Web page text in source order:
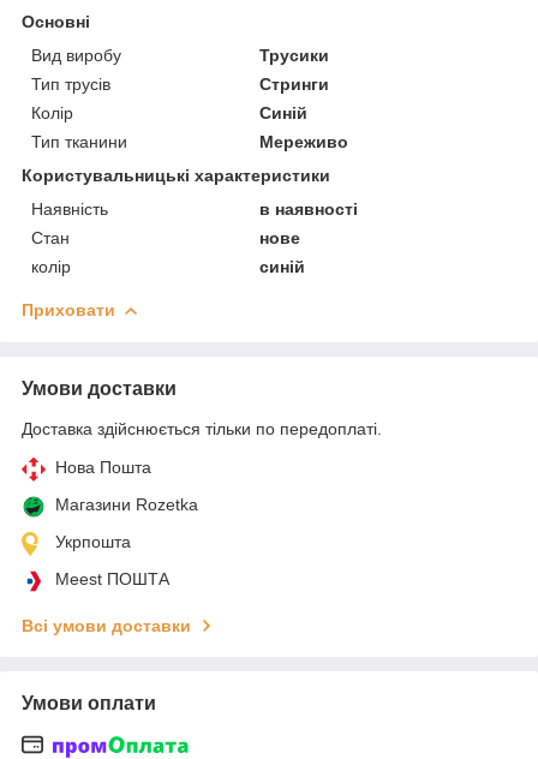
Основні
Вид виробу
Трусики
Тип трусів
Стринги
Колір
Синій
Тип тканини
Мереживо
Користувальницькі характеристики
Наявність
в наявності
Стан
нове
колір
синій
Приховати
Умови доставки
Доставка здійснюється тільки по передоплаті.
Нова Пошта
Магазини Rozetka
Укрпошта
Meest ПОШТА
Всі умови доставки
Умови оплати